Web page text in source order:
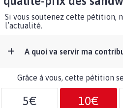
Si vous soutenez cette pétition,
l’actualité.
A quoi va servir ma
Grâce à vous, cette pétition
5€ 10€